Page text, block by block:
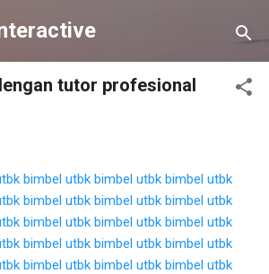
ke konten utama
tutor profesional
bimbel utbk bimbel utbk bimbel utbk
bimbel utbk bimbel utbk bimbel utbk
bimbel utbk bimbel utbk bimbel utbk
bimbel utbk bimbel utbk bimbel utbk
bimbel utbk bimbel utbk bimbel utbk